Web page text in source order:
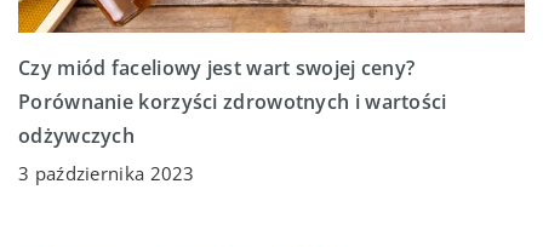
Czy miód faceliowy jest wart swojej ceny?
Porównanie korzyści zdrowotnych i wartości
odżywczych
3 października 2023